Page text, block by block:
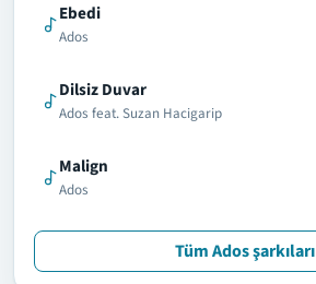
Ebedi
Ados
Dilsiz Duvar
Ados feat. Suzan Hacigarip
Malign
Ados
Tüm Ados şarkıları